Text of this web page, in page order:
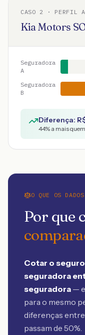
CASO 2 · PERFIL
Kia Motors
Seguradora
A
Seguradora
B
Diferença:
44% a mais
O QUE OS DADOS
Por que
Cotar o
seguradora
seguradora —
para o mesmo
diferenças
passam de 50%.